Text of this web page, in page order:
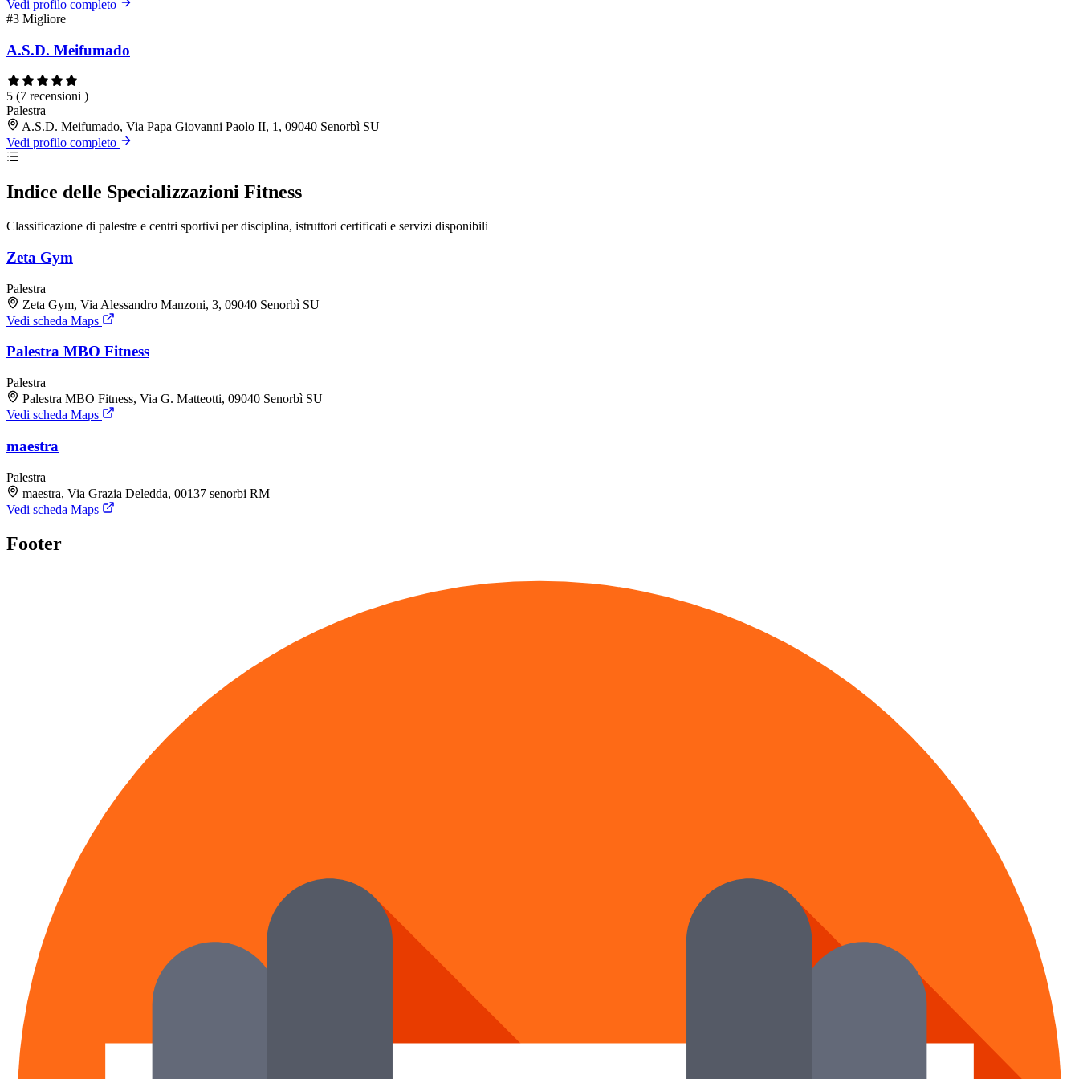
Vedi profilo completo
#3 Migliore
A.S.D. Meifumado
5 (7 recensioni )
Palestra
A.S.D. Meifumado, Via Papa Giovanni Paolo II, 1, 09040 Senorbì SU
Vedi profilo completo
Indice delle Specializzazioni Fitness
Classificazione di palestre e centri sportivi per disciplina, istruttori certificati e servizi disponibili
Zeta Gym
Palestra
Zeta Gym, Via Alessandro Manzoni, 3, 09040 Senorbì SU
Vedi scheda Maps
Palestra MBO Fitness
Palestra
Palestra MBO Fitness, Via G. Matteotti, 09040 Senorbì SU
Vedi scheda Maps
maestra
Palestra
maestra, Via Grazia Deledda, 00137 senorbi RM
Vedi scheda Maps
Footer